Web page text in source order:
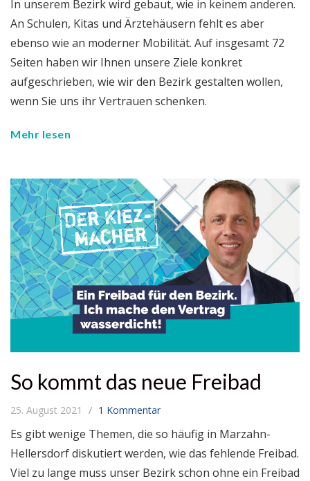
In unserem Bezirk wird gebaut, wie in keinem anderen.
An Schulen, Kitas und Ärztehäusern fehlt es aber
ebenso wie an moderner Mobilität. Auf insgesamt 72
Seiten haben wir Ihnen unsere Ziele konkret
aufgeschrieben, wie wir den Bezirk gestalten wollen,
wenn Sie uns ihr Vertrauen schenken.
Mehr lesen
So kommt das neue Freibad
25. August 2021 1 Kommentar
Es gibt wenige Themen, die so häufig in Marzahn-
Hellersdorf diskutiert werden, wie das fehlende Freibad.
Viel zu lange muss unser Bezirk schon ohne ein Freibad